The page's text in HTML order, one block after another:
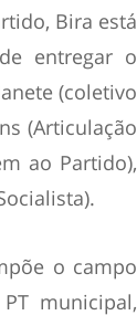
Bira está
entregar o
(coletivo
(Articulação
ao Partido),
o campo
municipal,